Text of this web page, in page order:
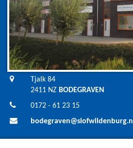
Tjalk 84
2411 NZ BODEGRAVEN
0172 - 61 23 15
bodegraven@slofwildenburg.nl